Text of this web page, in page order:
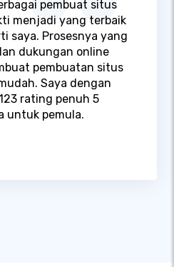
pembuat situs
menjadi yang terbaik
saya. Prosesnya yang
dukungan online
pembuatan situs
Saya dengan
rating penuh 5
untuk pemula.